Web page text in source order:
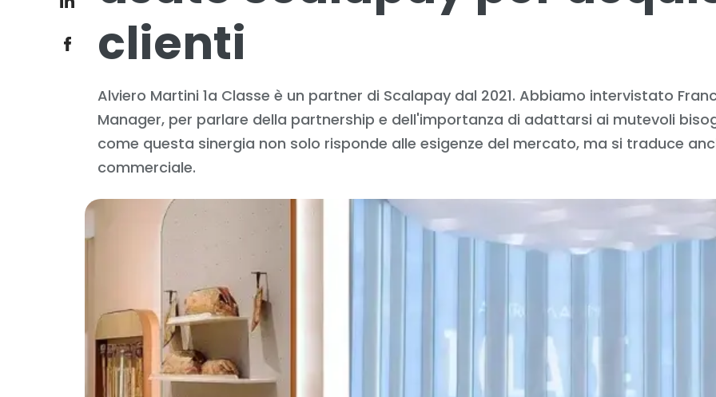
clienti
Alviero Martini 1a Classe è un partner di Scalapay dal 2021. Abbiamo intervistato
Manager, per parlare della partnership e dell'importanza di adattarsi ai mutevoli
come questa sinergia non solo risponde alle esigenze del mercato, ma si traduce
commerciale.